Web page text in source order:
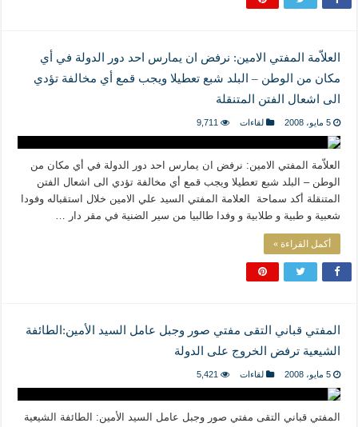
العلاّمة المفتي الامين: نرفض ان يمارس احد دور الدولة في أي
مكان من الوطن – البلد شبع تعطيلا ويجب قمع أي مخالفة تؤدي
الى اشعال الفتن المتنقلة
5 مايو، 2008 لقاءات 9,711
العلاّمة المفتي الامين: نرفض ان يمارس احد دور الدولة في أي مكان من
الوطن – البلد شبع تعطيلا ويجب قمع أي مخالفة تؤدي الى اشعال الفتن
المتنقلة أكد سماحة العلامة المفتي السيد علي الامين خلال استقباله وفودا
شعبية و طبية و طلابية و وفدا طالبيا من سير الضنية في مقر دار …
أكمل القراءة »
المفتي قباني التقى مفتي صور وجبل عامل السيد الأمين:الطائفة
الشيعية ترفض الخروج على الدولة
5 مايو، 2008 لقاءات 5,421
المفتي قباني التقى مفتي صور وجبل عامل السيد الأمين: الطائفة الشيعية